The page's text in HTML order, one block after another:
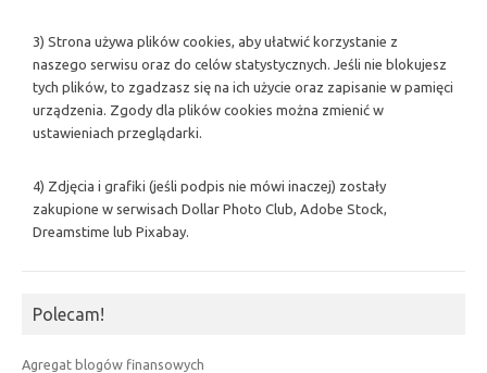
3) Strona używa plików cookies, aby ułatwić korzystanie z
naszego serwisu oraz do celów statystycznych. Jeśli nie blokujesz
tych plików, to zgadzasz się na ich użycie oraz zapisanie w pamięci
urządzenia. Zgody dla plików cookies można zmienić w
ustawieniach przeglądarki.
4) Zdjęcia i grafiki (jeśli podpis nie mówi inaczej) zostały
zakupione w serwisach Dollar Photo Club, Adobe Stock,
Dreamstime lub Pixabay.
Polecam!
Agregat blogów finansowych